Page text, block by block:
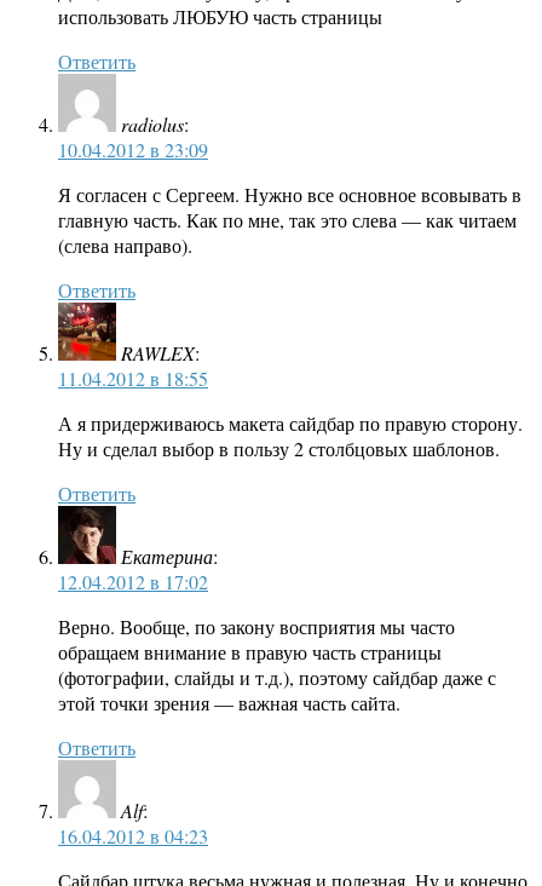
использовать ЛЮБУЮ часть страницы
Ответить
radiolus:
10.04.2012 в 23:09
Я согласен с Сергеем. Нужно все основное всовывать в
главную часть. Как по мне, так это слева — как читаем
(слева направо).
Ответить
RAWLEX:
11.04.2012 в 18:55
А я придерживаюсь макета сайдбар по правую сторону.
Ну и сделал выбор в пользу 2 столбцовых шаблонов.
Ответить
Екатерина:
12.04.2012 в 17:02
Верно. Вообще, по закону восприятия мы часто
обращаем внимание в правую часть страницы
(фотографии, слайды и т.д.), поэтому сайдбар даже с
этой точки зрения — важная часть сайта.
Ответить
Alf:
16.04.2012 в 04:23
Сайдбар штука весьма нужная и полезная. Ну и конечно